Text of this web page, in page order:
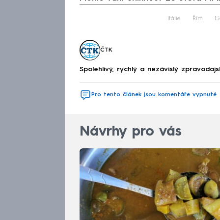
Itálie Řím
ČTK
Spolehlivý, rychlý a nezávislý
Pro tento článek jsou komentáře vypnuté
Návrhy pro vás